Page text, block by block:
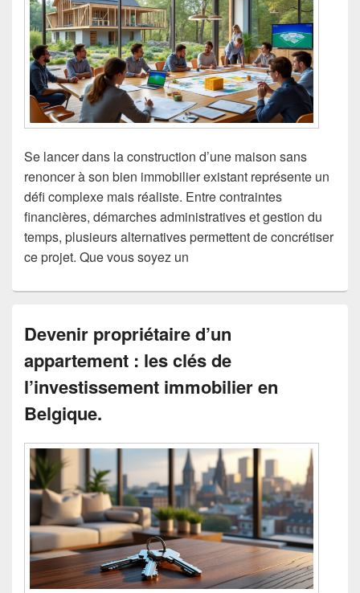
Se lancer dans la construction d’une maison sans
renoncer à son bien immobilier existant représente un
défi complexe mais réaliste. Entre contraintes
financières, démarches administratives et gestion du
temps, plusieurs alternatives permettent de concrétiser
ce projet. Que vous soyez un
Devenir propriétaire d’un
appartement : les clés de
l’investissement immobilier en
Belgique.